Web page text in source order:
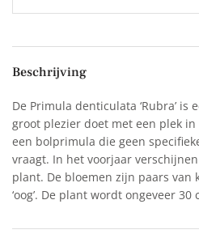
Beschrijving
De Primula denticulata ‘Rubra’ is
groot plezier doet met een plek
een bolprimula die geen
vraagt. In het voorjaar
plant. De bloemen zijn paars van
‘oog’. De plant wordt ongeveer 30